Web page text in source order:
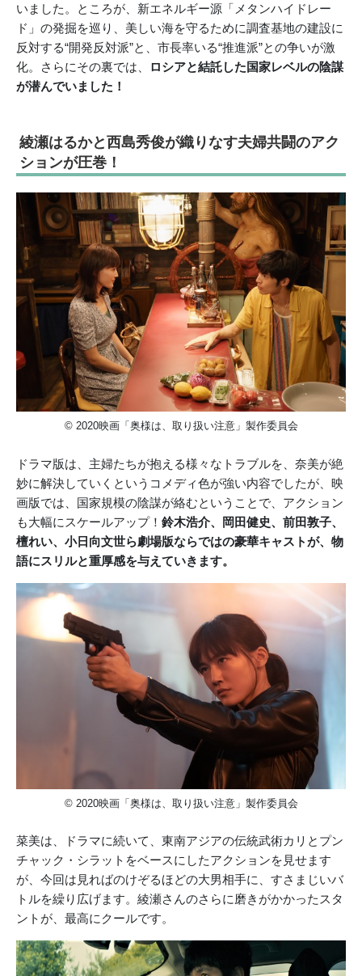
いました。ところが、新エネルギー源「メタンハイドレー
ド」の発掘を巡り、美しい海を守るために調査基地の建設に
反対する“開発反対派”と、市長率いる“推進派”との争いが激
化。さらにその裏では、
ロシアと結託した国家レベルの陰謀
が潜んでいました！
綾瀬はるかと西島秀俊が織りなす夫婦共闘のアク
ションが圧巻！
© 2020映画「奥様は、取り扱い注意」製作委員会
ドラマ版は、主婦たちが抱える様々なトラブルを、奈美が絶
妙に解決していくというコメディ色が強い内容でしたが、映
画版では、国家規模の陰謀が絡むということで、アクション
も大幅にスケールアップ！ 鈴木浩介、岡田健史、前田敦子、
檀れい、小日向文世ら劇場版ならではの豪華キャストが、物
語にスリルと重厚感を与えていきます。
© 2020映画「奥様は、取り扱い注意」製作委員会
菜美は、ドラマに続いて、東南アジアの伝統武術カリとプン
チャック・シラットをベースにしたアクションを見せます
が、今回は見ればのけぞるほどの大男相手に、すさまじいバ
トルを繰り広げます。綾瀬さんのさらに磨きがかかったスタ
ントが、最高にクールです。